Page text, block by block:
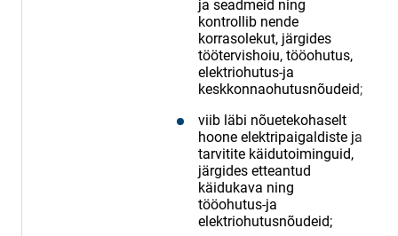
ja seadmeid ning
kontrollib nende
korrasolekut, järgides
töötervishoiu, tööohutus,
elektriohutus-ja
keskkonnaohutusnõudeid;
viib läbi nõuetekohaselt
hoone elektripaigaldiste ja
tarvitite käidutoiminguid,
järgides etteantud
käidukava ning
tööohutus-ja
elektriohutusnõudeid;